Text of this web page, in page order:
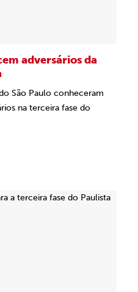
adversários da
São Paulo conheceram
na terceira fase do